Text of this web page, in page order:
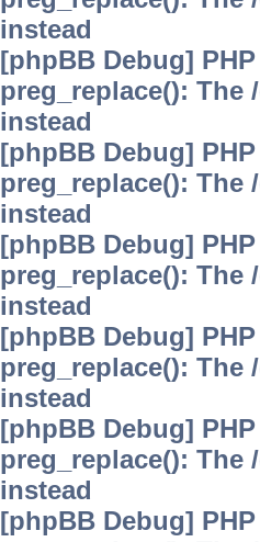
instead
[phpBB Debug]
preg_replace():
instead
[phpBB Debug]
preg_replace():
instead
[phpBB Debug]
preg_replace():
instead
[phpBB Debug]
preg_replace():
instead
[phpBB Debug]
preg_replace():
instead
[phpBB Debug]